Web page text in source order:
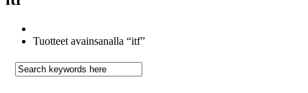
Tuotteet avainsanalla “itf”